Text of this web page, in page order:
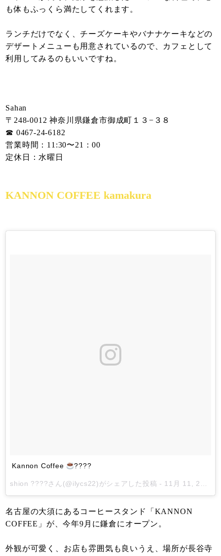
も体もふっくら満たしてくれます。
ランチだけでなく、チーズケーキやバナナケーキなどの
デザートメニューも用意されているので、カフェとして
利用してみるのもいいですね。
Sahan
〒248-0012 神奈川県鎌倉市御成町１３−３８
☎︎ 0467-24-6182
営業時間：11:30〜21：00
定休日：水曜日
KANNON COFFEE kamakura
Kannon Coffee ????
shion ????さん(@ilycs22)がシェアした投稿 - 11月 11, 2017 at 3:08午前 PST
名古屋の大須にあるコーヒースタンド「KANNON
COFFEE」が、今年9月に鎌倉にオープン。
外観が可愛く、お店も雰囲気も良いうえ、場所が長谷寺